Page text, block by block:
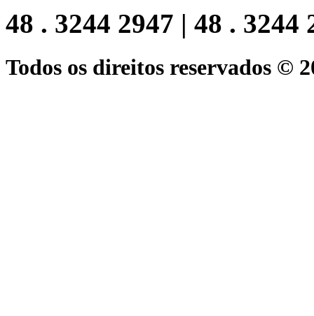
48 . 3244 2947 | 48 . 3244
Todos os direitos reservados ©